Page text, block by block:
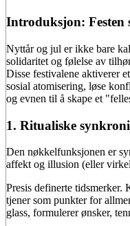
Introduksjon: Festen
Nyttår og jul er ikke bare
solidaritet og følelse av
Disse festivalene aktiverer
sosial atomisering, løse
og evnen til å skape et
1. Ritualiske
Den nøkkelfunksjonen er
affekt og illusion (eller
Presis definerte tidsmerker.
tjener som punkter for
glass, formulerer ønsker,